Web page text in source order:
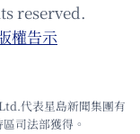
reserved.
權告⽰
代表星島新聞集團有
司法部獲得。